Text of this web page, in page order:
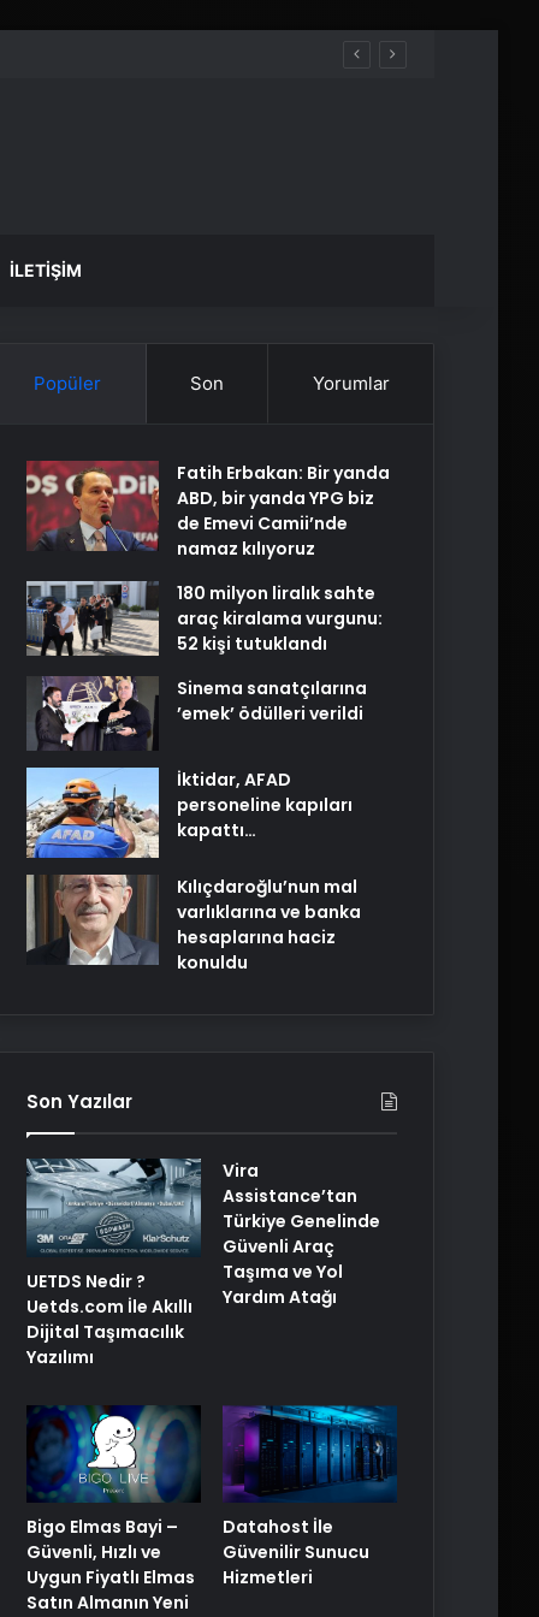
İLETIŞIM
Popüler Son Yorumlar
Fatih Erbakan: Bir yanda
ABD, bir yanda YPG biz
de Emevi Camii’nde
namaz kılıyoruz
180 milyon liralık sahte
araç kiralama vurgunu:
52 kişi tutuklandı
Sinema sanatçılarına
’emek’ ödülleri verildi
İktidar, AFAD
personeline kapıları
kapattı…
Kılıçdaroğlu’nun mal
varlıklarına ve banka
hesaplarına haciz
konuldu
Son Yazılar
UETDS Nedir ?
Uetds.com İle Akıllı
Dijital Taşımacılık
Yazılımı
Vira
Assistance’tan
Türkiye Genelinde
Güvenli Araç
Taşıma ve Yol
Yardım Atağı
Bigo Elmas Bayi –
Güvenli, Hızlı ve
Uygun Fiyatlı Elmas
Satın Almanın Yeni
Datahost İle
Güvenilir Sunucu
Hizmetleri